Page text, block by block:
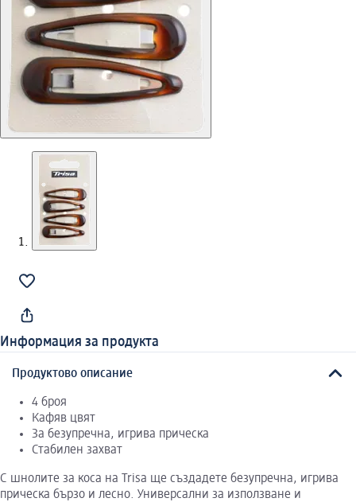
Информация за продукта
Продуктово описание
4 броя
Кафяв цвят
За безупречна, игрива прическа
Стабилен захват
С шнолите за коса на Trisa ще създадете безупречна, игрива
прическа бързо и лесно. Универсални за използване и